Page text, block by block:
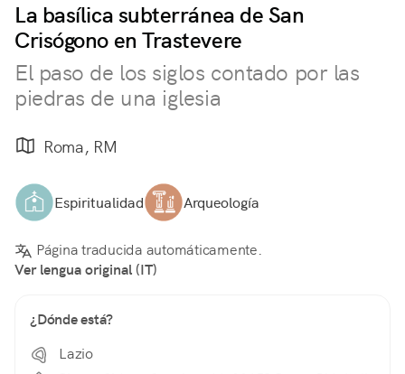
La basílica subterránea de San
Crisógono en Trastevere
El paso de los siglos contado por las
piedras de una iglesia
Roma, RM
Espiritualidad Arqueología
Página traducida automáticamente.
Ver lengua original (IT)
¿Dónde está?
Lazio